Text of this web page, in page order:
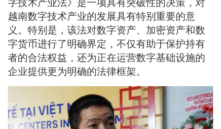
越南数字技术产业的发展具有特别重要的意
义。特别是，该法对数字资产、加密资产和数
字货币进行了明确界定，不仅有助于保护持有
者的合法权益，还为正在运营数字基础设施的
企业提供更为明确的法律框架。